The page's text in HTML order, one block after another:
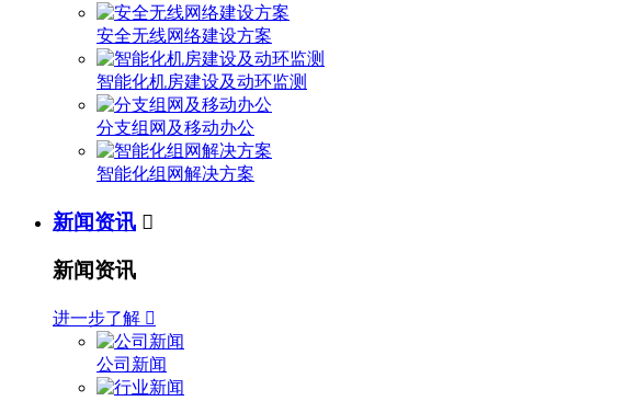
安全无线网络建设方案
智能化机房建设及动环监测
分支组网及移动办公
智能化组网解决方案
新闻资讯 
新闻资讯
进一步了解 
公司新闻